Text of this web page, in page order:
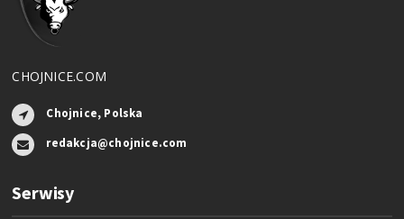
CHOJNICE.COM
Chojnice, Polska
redakcja@chojnice.com
Serwisy